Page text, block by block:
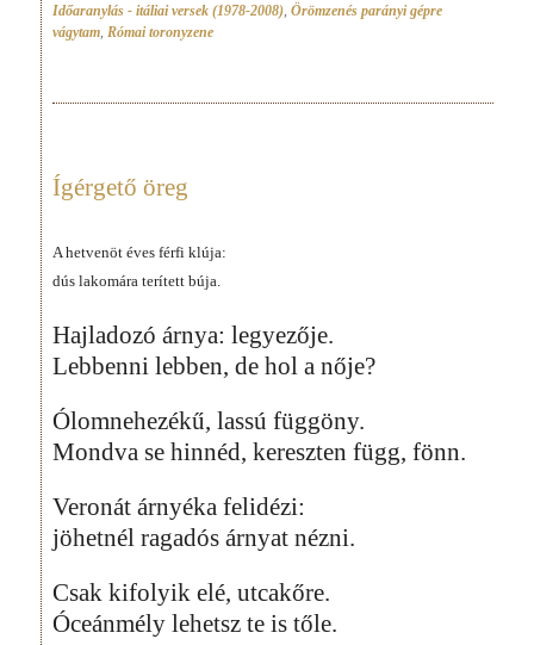
Időaranylás - itáliai versek (1978-2008), Örömzenés parányi gépre
vágytam, Római toronyzene
Ígérgető öreg
A hetvenöt éves férfi klúja:
dús lakomára terített búja.
Hajladozó árnya: legyezője.
Lebbenni lebben, de hol a nője?
Ólomnehezékű, lassú függöny.
Mondva se hinnéd, kereszten függ, fönn.
Veronát árnyéka felidézi:
jöhetnél ragadós árnyat nézni.
Csak kifolyik elé, utcakőre.
Óceánmély lehetsz te is tőle.